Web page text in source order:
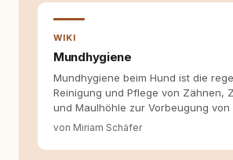
WIKI
Mundhygiene
Mundhygiene beim Hund ist die
Reinigung und Pflege von Zähnen,
und Maulhöhle zur Vorbeugung
von Miriam Schäfer